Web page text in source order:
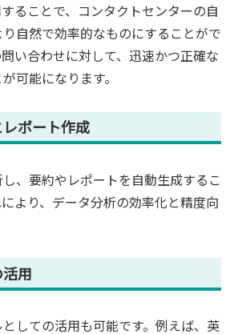
ることで、コンタクトセンターの自
自然で効率的なものにすることがで
い合わせに対して、迅速かつ正確な
可能になります。
ポート作成
、要約やレポートを自動生成するこ
より、データ分析の効率化と精度向
用
しての活用も可能です。例えば、英